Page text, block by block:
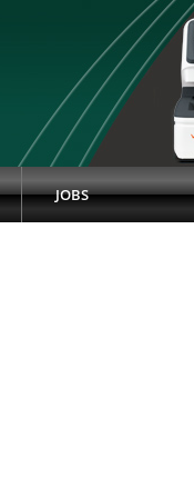
JOBS